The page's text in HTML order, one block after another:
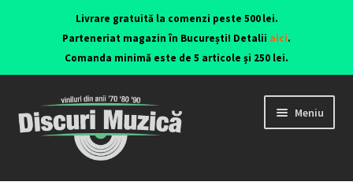
Livrare gratuită la comenzi peste 500 lei.
Parteneriat magazin în București! Detalii aici.
Comanda minimă este de 5 articole și 250 lei.
Meniu
Viniluri ediții originale anii 70-90